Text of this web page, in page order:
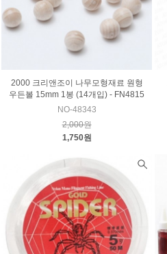
2000 크리앤조이 나무모형재료 원형
우든볼 15mm 1봉 (14개입) - FN4815
NO-48343
2,000원
1,750원